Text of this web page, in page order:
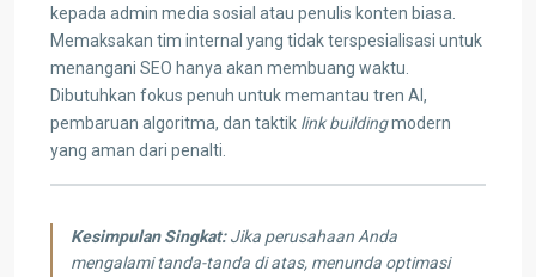
kepada admin media sosial atau penulis konten biasa.
Memaksakan tim internal yang tidak terspesialisasi untuk
menangani SEO hanya akan membuang waktu.
Dibutuhkan fokus penuh untuk memantau tren AI,
pembaruan algoritma, dan taktik link buildingmodern
yang aman dari penalti.
Kesimpulan Singkat:Jika perusahaan Anda
mengalami tanda-tanda di atas, menunda optimasi